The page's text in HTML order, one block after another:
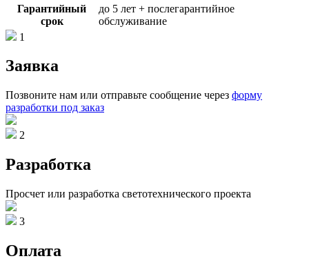
Гарантийный
срок
до 5 лет + послегарантийное
обслуживание
1
Заявка
Позвоните нам или отправьте сообщение через форму
разработки под заказ
2
Разработка
Просчет или разработка светотехнического проекта
3
Оплата